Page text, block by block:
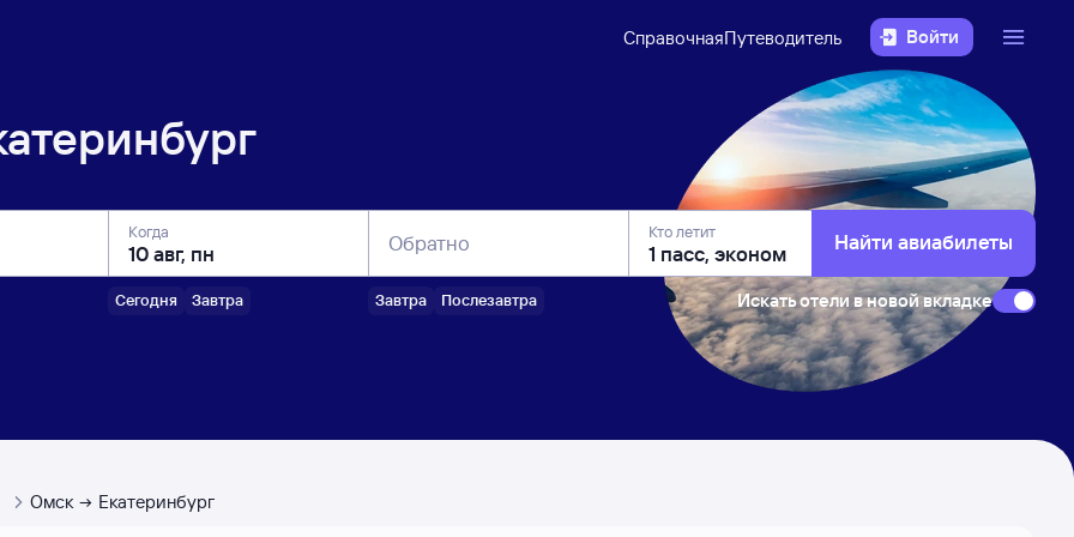
СправочнаяПутеводитель Войти
Когда
Сегодня Завтра
Обратно
Завтра Послезавтра
Кто летит Найти авиабилеты
Искать отели в новой вкладке
Омск Екатеринбург